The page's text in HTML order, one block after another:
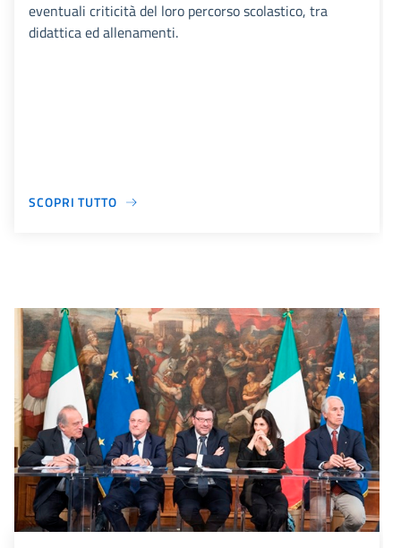
eventuali criticità del loro percorso scolastico, tra
didattica ed allenamenti.
SCOPRI TUTTO